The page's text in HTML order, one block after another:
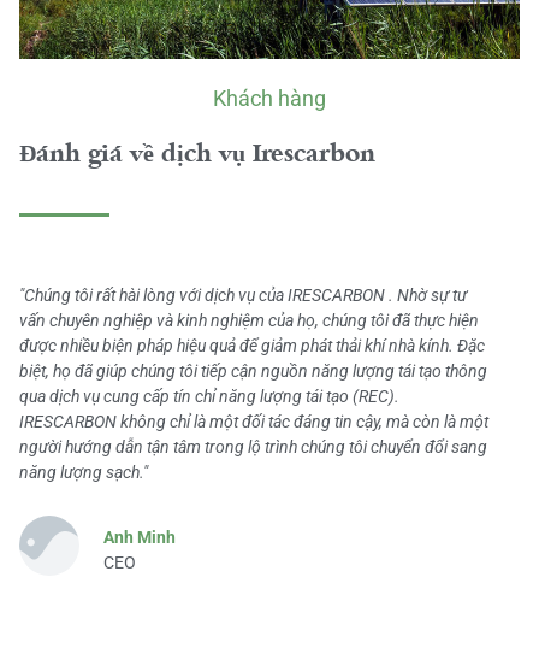
Khách hàng
Đánh giá về dịch vụ Irescarbon
"Chúng tôi rất hài lòng với dịch vụ của IRESCARBON . Nhờ sự tư
vấn chuyên nghiệp và kinh nghiệm của họ, chúng tôi đã thực hiện
được nhiều biện pháp hiệu quả để giảm phát thải khí nhà kính. Đặc
biệt, họ đã giúp chúng tôi tiếp cận nguồn năng lượng tái tạo thông
qua dịch vụ cung cấp tín chỉ năng lượng tái tạo (REC).
IRESCARBON không chỉ là một đối tác đáng tin cậy, mà còn là một
người hướng dẫn tận tâm trong lộ trình chúng tôi chuyển đổi sang
năng lượng sạch."
Anh Minh
CEO